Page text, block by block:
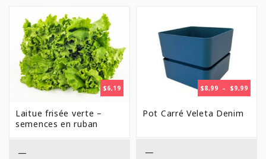
$6,19
Laitue frisée verte –
semences en ruban
—
$8,99 – $9,99
DE
Pot Carré Veleta Denim
—